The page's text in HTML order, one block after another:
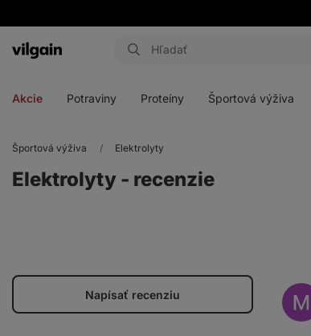
Eshop
Akcie Potraviny Proteíny Športová výživa
Športová výživa Elektrolyty
Elektrolyty - recenzie
Napísať recenziu